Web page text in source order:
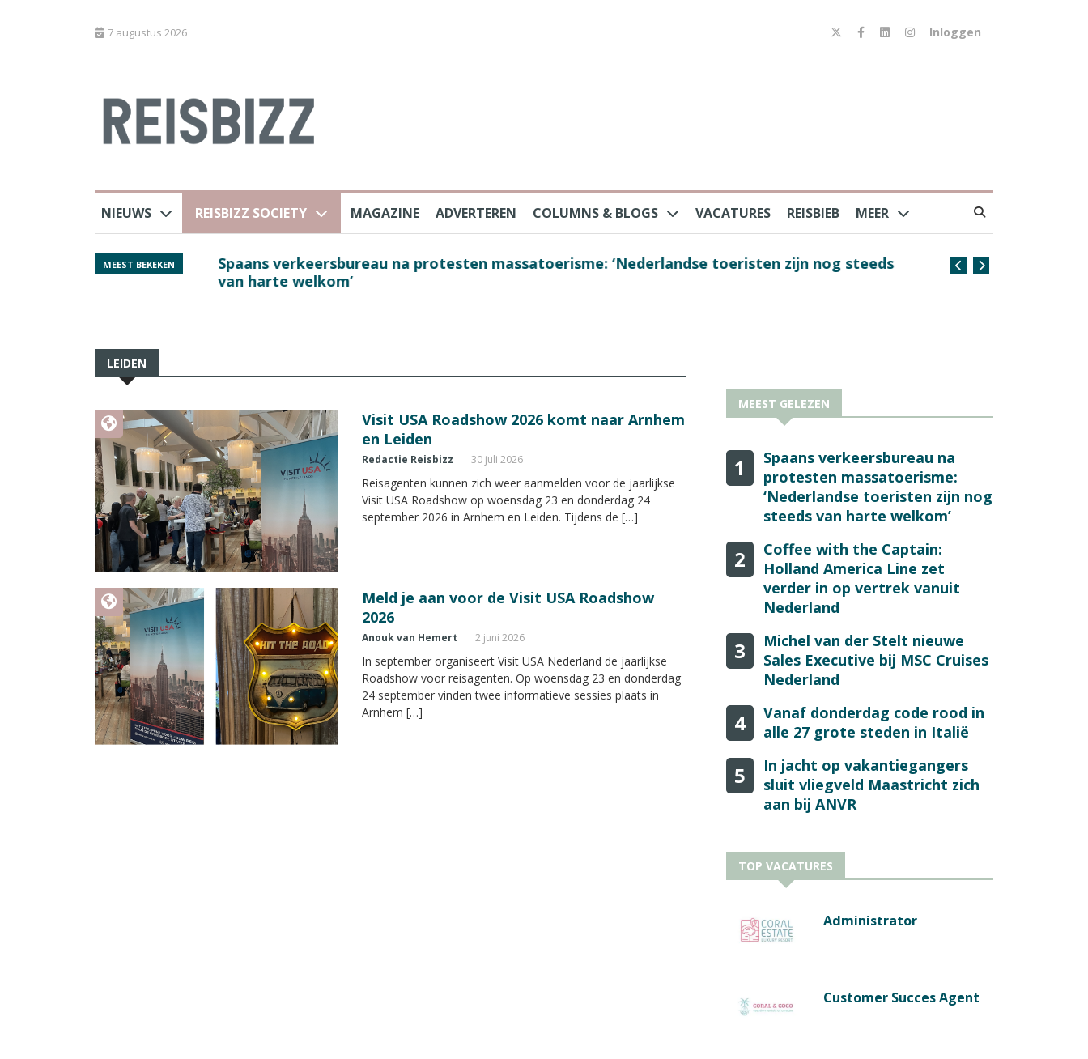
7 augustus 2026 Inloggen
NIEUWS REISBIZZ SOCIETY MAGAZINE ADVERTEREN COLUMNS & BLOGS VACATURES REISBIEB MEER
MEEST BEKEKEN
Spaans verkeersbureau na protesten massatoerisme: ‘Nederlandse toeristen zijn nog steeds
van harte welkom’
Coffee with the
LEIDEN
Visit USA Roadshow 2026 komt naar Arnhem
en Leiden
Redactie Reisbizz 30 juli 2026
Reisagenten kunnen zich weer aanmelden voor de jaarlijkse
Visit USA Roadshow op woensdag 23 en donderdag 24
september 2026 in Arnhem en Leiden. Tijdens de […]
Meld je aan voor de Visit USA Roadshow
2026
Anouk van Hemert 2 juni 2026
In september organiseert Visit USA Nederland de jaarlijkse
Roadshow voor reisagenten. Op woensdag 23 en donderdag
24 september vinden twee informatieve sessies plaats in
Arnhem […]
MEEST GELEZEN
1
Spaans verkeersbureau na
protesten massatoerisme:
‘Nederlandse toeristen zijn nog
steeds van harte welkom’
2
Coffee with the Captain:
Holland America Line zet
verder in op vertrek vanuit
Nederland
3
Michel van der Stelt nieuwe
Sales Executive bij MSC Cruises
Nederland
4
Vanaf donderdag code rood in
alle 27 grote steden in Italië
5
In jacht op vakantiegangers
sluit vliegveld Maastricht zich
aan bij ANVR
TOP VACATURES
Administrator
Customer Succes Agent